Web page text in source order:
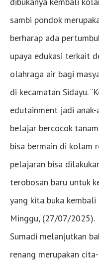
sambi pondok
berharap ada
upaya edukasi terkait
olahraga air bagi
di kecamatan Sidayu.
edutainment jadi anak-
belajar bercocok
bisa bermain di kolam
pelajaran bisa
terobosan baru untuk
yang kita buka kembali
Minggu, (27/07/2025).
Sumadi melanjutkan
renang merupakan